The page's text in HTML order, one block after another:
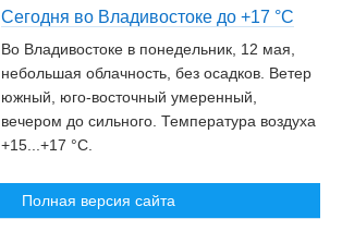
Сегодня во Владивостоке до +17 °С
Во Владивостоке в понедельник, 12 мая,
небольшая облачность, без осадков. Ветер
южный, юго-восточный умеренный,
вечером до сильного. Температура воздуха
+15...+17 °C.
Полная версия сайта